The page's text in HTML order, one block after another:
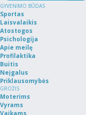
GYVENIMO BŪDAS
Sportas
Laisvalaikis
Atostogos
Psichologija
Apie meilę
Profilaktika
Buitis
Neįgalus
Priklausomybės
GROŽIS
Moterims
Vyrams
Vaikams